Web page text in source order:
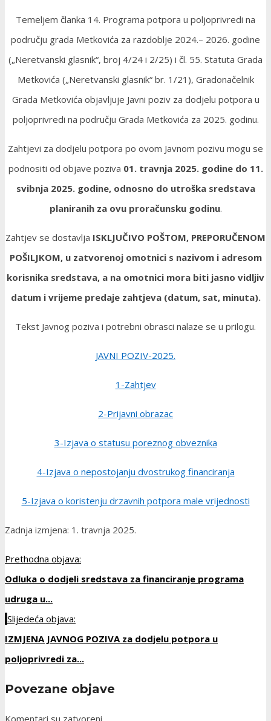
Temeljem članka 14. Programa potpora u poljoprivredi na
području grada Metkovića za razdoblje 2024.– 2026. godine
(„Neretvanski glasnik“, broj 4/24 i 2/25) i čl. 55. Statuta Grada
Metkovića („Neretvanski glasnik“ br. 1/21), Gradonačelnik
Grada Metkovića objavljuje Javni poziv za dodjelu potpora u
poljoprivredi na području Grada Metkovića za 2025. godinu.
Zahtjevi za dodjelu potpora po ovom Javnom pozivu mogu se
podnositi od objave poziva 01. travnja 2025. godine do 11.
svibnja 2025. godine, odnosno do utroška sredstava
planiranih za ovu proračunsku godinu.
Zahtjev se dostavlja ISKLJUČIVO POŠTOM, PREPORUČENOM
POŠILJKOM, u zatvorenoj omotnici s nazivom i adresom
korisnika sredstava, a na omotnici mora biti jasno vidljiv
datum i vrijeme predaje zahtjeva (datum, sat, minuta).
Tekst Javnog poziva i potrebni obrasci nalaze se u prilogu.
JAVNI POZIV-2025.
1-Zahtjev
2-Prijavni obrazac
3-Izjava o statusu poreznog obveznika
4-Izjava o nepostojanju dvostrukog financiranja
5-Izjava o koristenju drzavnih potpora male vrijednosti
Zadnja izmjena: 1. travnja 2025.
Prethodna objava:
Odluka o dodjeli sredstava za financiranje programa
udruga u...
Slijedeća objava:
IZMJENA JAVNOG POZIVA za dodjelu potpora u
poljoprivredi za...
Povezane objave